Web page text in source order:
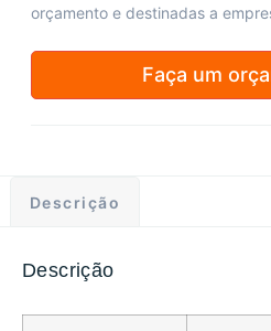
orçamento e destinadas a
Faça um
Descrição
Descrição